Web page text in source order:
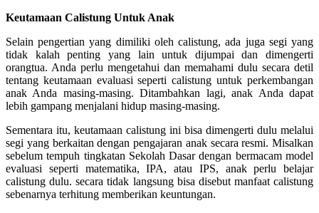
Keutamaan Calistung Untuk Anak
Selain pengertian yang dimiliki oleh calistung, ada juga segi yang
tidak kalah penting yang lain untuk dijumpai dan dimengerti
orangtua. Anda perlu mengetahui dan memahami dulu secara detil
tentang keutamaan evaluasi seperti calistung untuk perkembangan
anak Anda masing-masing. Ditambahkan lagi, anak Anda dapat
lebih gampang menjalani hidup masing-masing.
Sementara itu, keutamaan calistung ini bisa dimengerti dulu melalui
segi yang berkaitan dengan pengajaran anak secara resmi. Misalkan
sebelum tempuh tingkatan Sekolah Dasar dengan bermacam model
evaluasi seperti matematika, IPA, atau IPS, anak perlu belajar
calistung dulu. secara tidak langsung bisa disebut manfaat calistung
sebenarnya terhitung memberikan keuntungan.